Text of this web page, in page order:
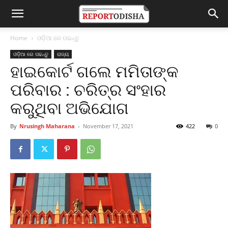
Home ଓଡ଼ିଆ ରେ ପଢନ୍ତୁ
ଓଡ଼ିଆ ରେ ପଢନ୍ତୁ ରାଜ୍ୟ
ହାଇକୋର୍ଟ ଗଲେ ମମିତାଙ୍କ
ପରିବାର : ଚରିତ୍ର ସଂହାର
କରୁଥିବା ଅଭିଯୋଗ
By Nrusingh Maharana - November 17, 2021 0
422